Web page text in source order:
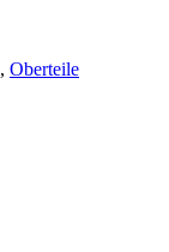
, Oberteile